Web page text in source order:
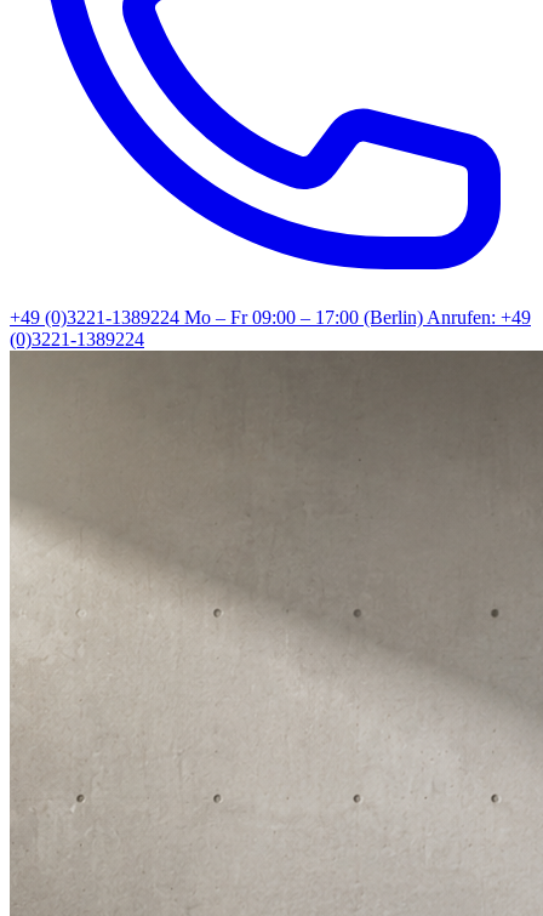
+49 (0)3221-1389224 Mo – Fr 09:00 – 17:00 (Berlin)Anrufen: +49
(0)3221-1389224